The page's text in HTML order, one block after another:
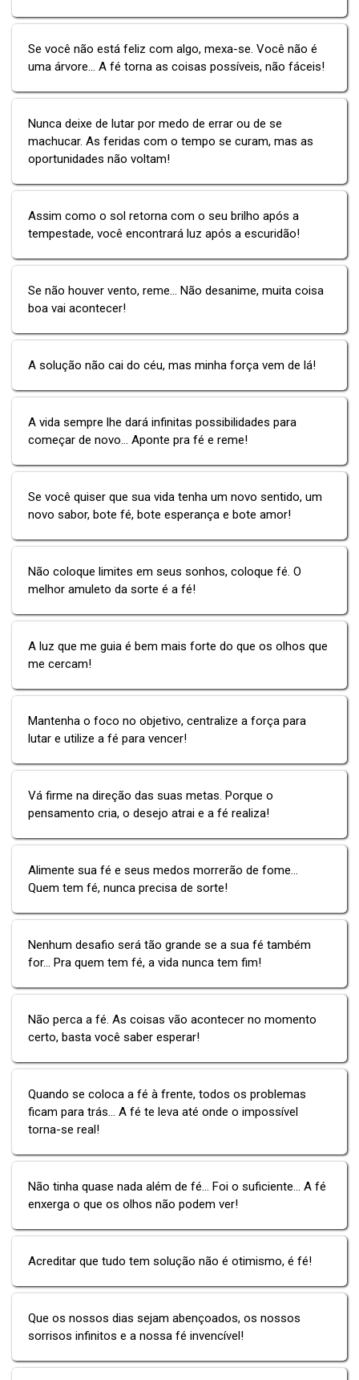
Se você não está feliz com algo, mexa-se. Você não é
uma árvore... A fé torna as coisas possíveis, não fáceis!
Nunca deixe de lutar por medo de errar ou de se
machucar. As feridas com o tempo se curam, mas as
oportunidades não voltam!
Assim como o sol retorna com o seu brilho após a
tempestade, você encontrará luz após a escuridão!
Se não houver vento, reme... Não desanime, muita coisa
boa vai acontecer!
A solução não cai do céu, mas minha força vem de lá!
A vida sempre lhe dará infinitas possibilidades para
começar de novo... Aponte pra fé e reme!
Se você quiser que sua vida tenha um novo sentido, um
novo sabor, bote fé, bote esperança e bote amor!
Não coloque limites em seus sonhos, coloque fé. O
melhor amuleto da sorte é a fé!
A luz que me guia é bem mais forte do que os olhos que
me cercam!
Mantenha o foco no objetivo, centralize a força para
lutar e utilize a fé para vencer!
Vá firme na direção das suas metas. Porque o
pensamento cria, o desejo atrai e a fé realiza!
Alimente sua fé e seus medos morrerão de fome...
Quem tem fé, nunca precisa de sorte!
Nenhum desafio será tão grande se a sua fé também
for... Pra quem tem fé, a vida nunca tem fim!
Não perca a fé. As coisas vão acontecer no momento
certo, basta você saber esperar!
Quando se coloca a fé à frente, todos os problemas
ficam para trás... A fé te leva até onde o impossível
torna-se real!
Não tinha quase nada além de fé... Foi o suficiente... A fé
enxerga o que os olhos não podem ver!
Acreditar que tudo tem solução não é otimismo, é fé!
Que os nossos dias sejam abençoados, os nossos
sorrisos infinitos e a nossa fé invencível!